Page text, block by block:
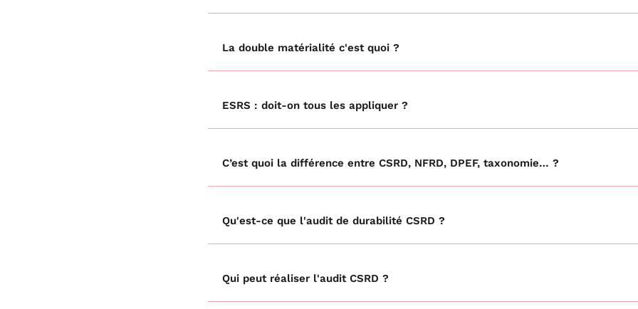
La double matérialité c'est quoi ?
ESRS : doit-on tous les appliquer ?
C’est quoi la différence entre CSRD, NFRD, DPEF, taxonomie… ?
Qu'est-ce que l'audit de durabilité CSRD ?
Qui peut réaliser l'audit CSRD ?